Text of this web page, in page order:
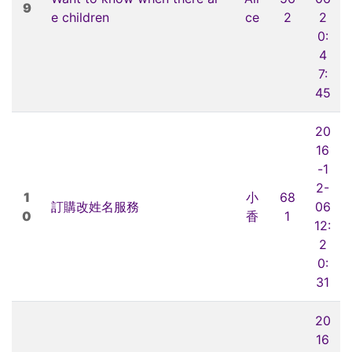
9
e children
ce
2
2
0:
4
7:
45
1
0
訂購改姓名服務
小
香
68
1
20
16
-1
2-
06
12:
2
0:
31
20
16